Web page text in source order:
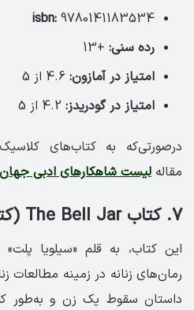
isbn: 9780141183534
رده سنی: +13
امتیاز در آمازون:
امتیاز در گودریدز:
درصورتی‌که به کتاب‌های
مقاله لیست شاهکارهای ادبی جهان
7. کتاب The Bell Jar (کتاب حباب شیشه)
این کتاب، به قلم «سیلویا
رمان‌های زنانه در زمینه‌ مطالعات
داستان سقوط یک زن و به‌طور